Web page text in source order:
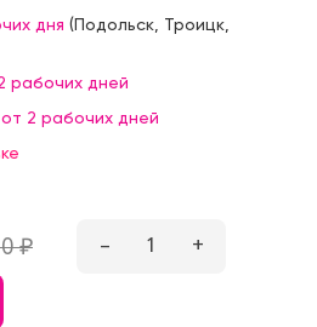
дня (Подольск Троицк
рабочих дней
от 2 рабочих дней
₷ – 1 +